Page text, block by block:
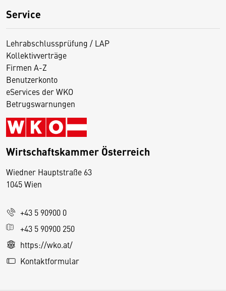
Service
Lehrabschlussprüfung / LAP
Kollektivverträge
Firmen A-Z
Benutzerkonto
eServices der WKO
Betrugswarnungen
Wirtschaftskammer Österreich
Wiedner Hauptstraße 63
1045 Wien
+43 5 90900 0
+43 5 90900 250
https://wko.at/
Kontaktformular
D
s
e
S
e